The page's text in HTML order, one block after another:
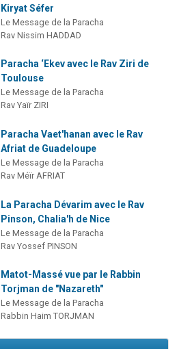
Kiryat Séfer
Le Message de la Paracha
Rav Nissim HADDAD
Paracha ‘Ekev avec le Rav Ziri de
Toulouse
Le Message de la Paracha
Rav Yaïr ZIRI
Paracha Vaet'hanan avec le Rav
Afriat de Guadeloupe
Le Message de la Paracha
Rav Méïr AFRIAT
La Paracha Dévarim avec le Rav
Pinson, Chalia'h de Nice
Le Message de la Paracha
Rav Yossef PINSON
Matot-Massé vue par le Rabbin
Torjman de "Nazareth"
Le Message de la Paracha
Rabbin Haim TORJMAN